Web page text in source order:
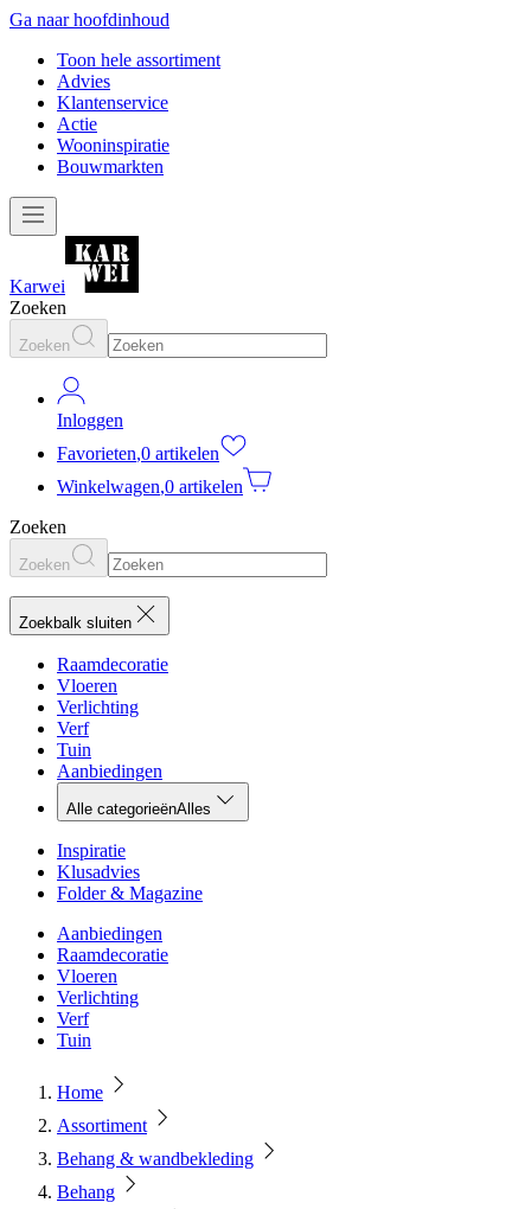
Ga naar hoofdinhoud
Toon hele assortiment
Advies
Klantenservice
Actie
Wooninspiratie
Bouwmarkten
Karwei
Zoeken
Zoeken
Inloggen
Favorieten,0 artikelen
Winkelwagen,0 artikelen
Zoeken
Zoeken
Zoekbalk sluiten
Raamdecoratie
Vloeren
Verlichting
Verf
Tuin
Aanbiedingen
Alle categorieënAlles
Inspiratie
Klusadvies
Folder & Magazine
Aanbiedingen
Raamdecoratie
Vloeren
Verlichting
Verf
Tuin
Home
Assortiment
Behang & wandbekleding
Behang